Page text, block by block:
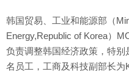
韩国贸易、工业和能源部（
Energy,Republic of Korea）
负责调整韩国经济政策，特
名员工，工商及科技副部长